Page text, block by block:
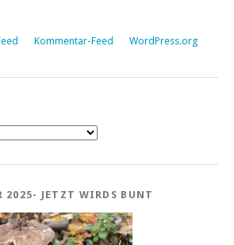
Kommentar-Feed WordPress.org
2025- JETZT WIRDS BUNT